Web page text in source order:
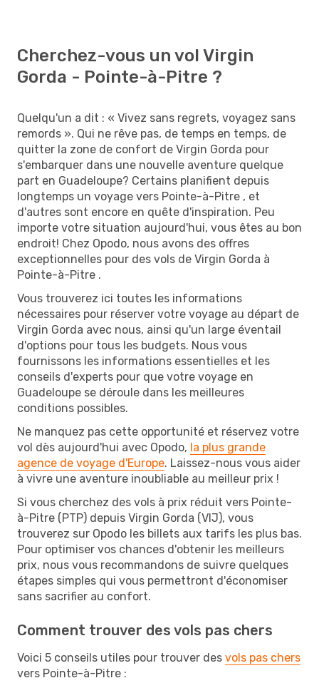
Cherchez-vous un vol Virgin
Gorda - Pointe-à-Pitre ?
Quelqu'un a dit : « Vivez sans regrets, voyagez sans
remords ». Qui ne rêve pas, de temps en temps, de
quitter la zone de confort de Virgin Gorda pour
s'embarquer dans une nouvelle aventure quelque
part en Guadeloupe? Certains planifient depuis
longtemps un voyage vers Pointe-à-Pitre , et
d'autres sont encore en quête d'inspiration. Peu
importe votre situation aujourd'hui, vous êtes au bon
endroit! Chez Opodo, nous avons des offres
exceptionnelles pour des vols de Virgin Gorda à
Pointe-à-Pitre .
Vous trouverez ici toutes les informations
nécessaires pour réserver votre voyage au départ de
Virgin Gorda avec nous, ainsi qu'un large éventail
d'options pour tous les budgets. Nous vous
fournissons les informations essentielles et les
conseils d'experts pour que votre voyage en
Guadeloupe se déroule dans les meilleures
conditions possibles.
Ne manquez pas cette opportunité et réservez votre
vol dès aujourd'hui avec Opodo, la plus grande
agence de voyage d'Europe. Laissez-nous vous aider
à vivre une aventure inoubliable au meilleur prix !
Si vous cherchez des vols à prix réduit vers Pointe-
à-Pitre (PTP) depuis Virgin Gorda (VIJ), vous
trouverez sur Opodo les billets aux tarifs les plus bas.
Pour optimiser vos chances d'obtenir les meilleurs
prix, nous vous recommandons de suivre quelques
étapes simples qui vous permettront d'économiser
sans sacrifier au confort.
Comment trouver des vols pas chers
Voici 5 conseils utiles pour trouver des vols pas chers
vers Pointe-à-Pitre :